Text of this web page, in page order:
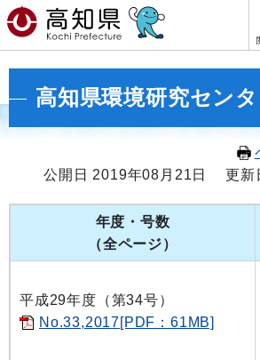
高知県環境研究セン
公開日 2019年08月21日
更新
年度・号数
（全ページ）
平成29年度（第34号）
No.33,2017[PDF：61MB]